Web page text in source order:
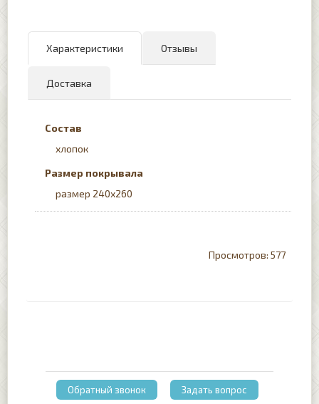
Характеристики Отзывы
Доставка
Состав
хлопок
Размер покрывала
размер 240х260
577
Обратный звонок Задать вопрос